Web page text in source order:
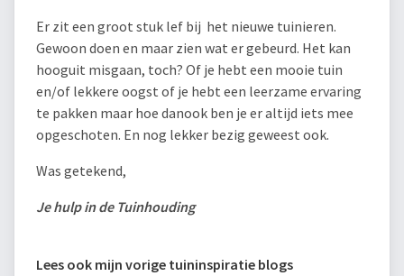
Er zit een groot stuk lef bij het nieuwe tuinieren.
Gewoon doen en maar zien wat er gebeurd. Het kan
hooguit misgaan, toch? Of je hebt een mooie tuin
en/of lekkere oogst of je hebt een leerzame ervaring
te pakken maar hoe danook ben je er altijd iets mee
opgeschoten. En nog lekker bezig geweest ook.
Was getekend,
Je hulp in de Tuinhouding
Lees ook mijn vorige tuininspiratie blogs